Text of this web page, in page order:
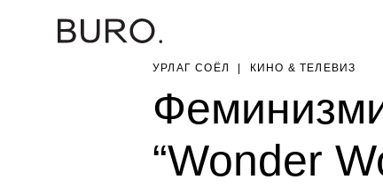
УРЛАГ СОЁЛ КИНО & ТЕЛЕВИЗ
“Wonder